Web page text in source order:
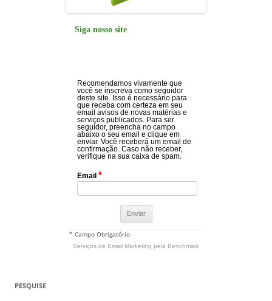
Siga nosso site
Recomendamos vivamente que
você se inscreva como seguidor
deste site. Isso é necessário para
que receba com certeza em seu
email avisos de novas matérias e
serviços publicados. Para ser
seguidor, preencha no campo
abaixo o seu email e clique em
enviar. Você receberá um email de
confirmação. Caso não receber,
verifique na sua caixa de spam.
Email *
* Campo Obrigatório
Serviços de Email Marketing pela Benchmark
PESQUISE